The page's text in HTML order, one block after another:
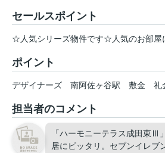
セールスポイント
☆人気シリーズ物件です☆人気のお部屋
ポイント
デザイナーズ 南阿佐ヶ谷駅 敷金 礼
担当者のコメント
「ハーモニーテラス成田東Ⅲ
居にピッタリ。セブンイレブ